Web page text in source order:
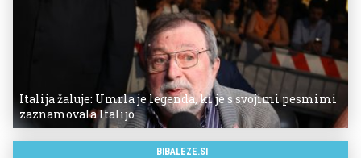
Italija žaluje: Umrla je legenda, ki je s svojimi pesmimi
zaznamovala Italijo
BIBALEZE.SI